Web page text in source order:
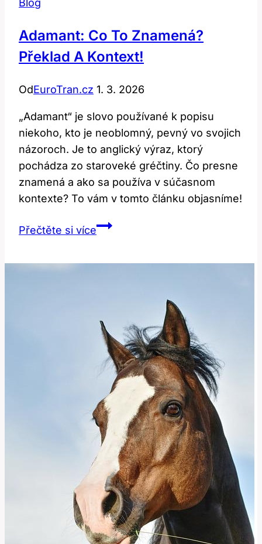
Blog
Adamant: Co To Znamená?
Překlad A Kontext!
OdEuroTran.cz 1. 3. 2026
„Adamant“ je slovo používané k popisu
niekoho, kto je neoblomný, pevný vo svojich
názoroch. Je to anglický výraz, ktorý
pochádza zo staroveké gréčtiny. Čo presne
znamená a ako sa používa v súčasnom
kontexte? To vám v tomto článku objasníme!
Přečtěte si víceAdamant:
kontext!